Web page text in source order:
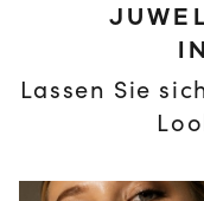
Lassen Sie